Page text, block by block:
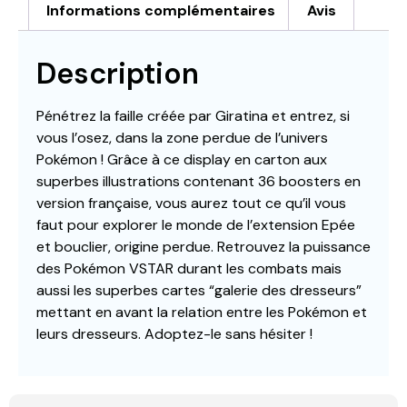
Informations complémentaires Avis
Description
Pénétrez la faille créée par Giratina et entrez, si
vous l’osez, dans la zone perdue de l’univers
Pokémon ! Grâce à ce display en carton aux
superbes illustrations contenant 36 boosters en
version française, vous aurez tout ce qu’il vous
faut pour explorer le monde de l’extension Epée
et bouclier, origine perdue. Retrouvez la puissance
des Pokémon VSTAR durant les combats mais
aussi les superbes cartes “galerie des dresseurs”
mettant en avant la relation entre les Pokémon et
leurs dresseurs. Adoptez-le sans hésiter !